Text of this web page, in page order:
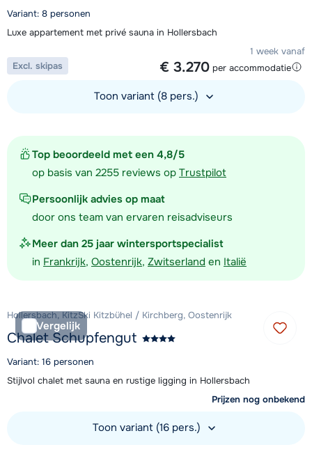
Top beoordeeld met een 4,8/5
op basis van 2255 reviews op Trustpilot
Persoonlijk advies op maat
door ons team van ervaren reisadviseurs
Meer dan 25 jaar wintersportspecialist
in Frankrijk, Oostenrijk, Zwitserland en Italië
Variant: 8 personen
Luxe appartement met privé sauna in Hollersbach
1 week vanaf
€ 3.270 per accommodatie
Excl. skipas
Toon variant (8 pers.)
Vergelijk
Hollersbach, KitzSki Kitzbühel / Kirchberg, Oostenrijk
Chalet Schupfengut
Variant: 16 personen
Stijlvol chalet met sauna en rustige ligging in Hollersbach
Prijzen nog onbekend
Toon variant (16 pers.)